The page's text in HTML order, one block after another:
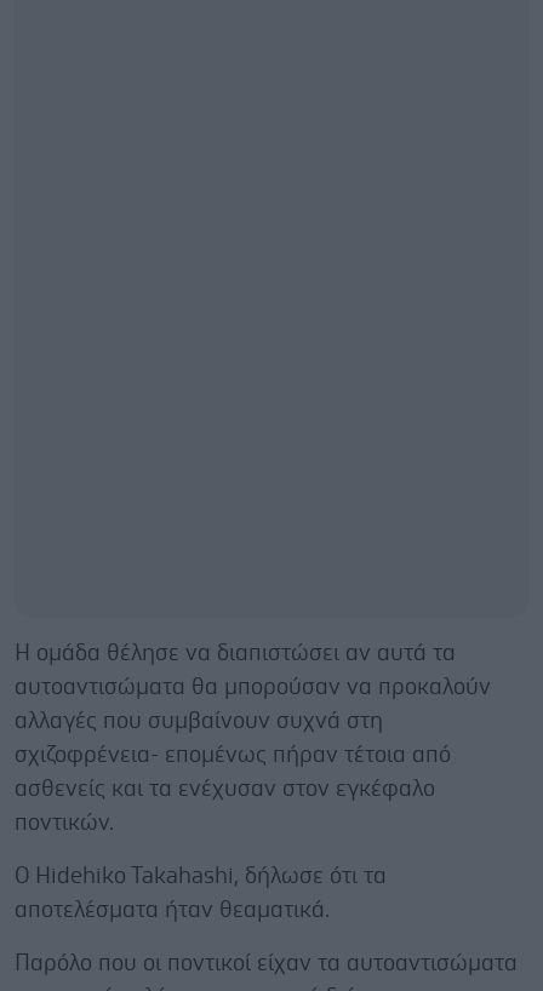
Η ομάδα θέλησε να διαπιστώσει αν αυτά τα
αυτοαντισώματα θα μπορούσαν να προκαλούν
αλλαγές που συμβαίνουν συχνά στη
σχιζοφρένεια- επομένως πήραν τέτοια από
ασθενείς και τα ενέχυσαν στον εγκέφαλο
ποντικών.
Ο Hidehiko Takahashi, δήλωσε ότι τα
αποτελέσματα ήταν θεαματικά.
Παρόλο που οι ποντικοί είχαν τα αυτοαντισώματα